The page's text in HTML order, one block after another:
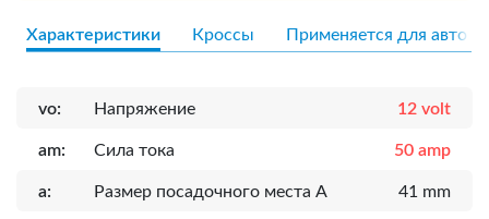
Характеристики Кроссы Применяется для авто
vo: Напряжение 12 volt
am: Сила тока 50 amp
a: Размер посадочного места A 41 mm